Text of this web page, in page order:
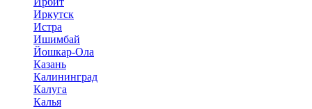
Иркутск
Истра
Ишимбай
Йошкар-Ола
Казань
Калининград
Калуга
Калья